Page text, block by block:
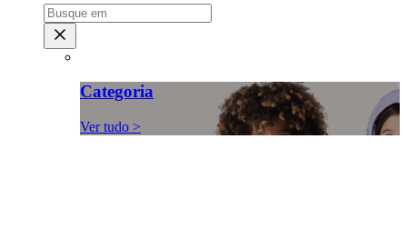
Categoria
Ver tudo >